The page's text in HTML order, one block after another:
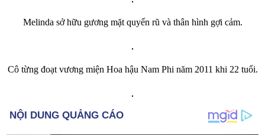
Melinda sở hữu gương mặt quyến rũ và thâ‌n hìn‌h gợi cảm.
Cô từng đoạt vương miện Hoa hậu Nam Phi năm 2011 khi 22 tuổi.